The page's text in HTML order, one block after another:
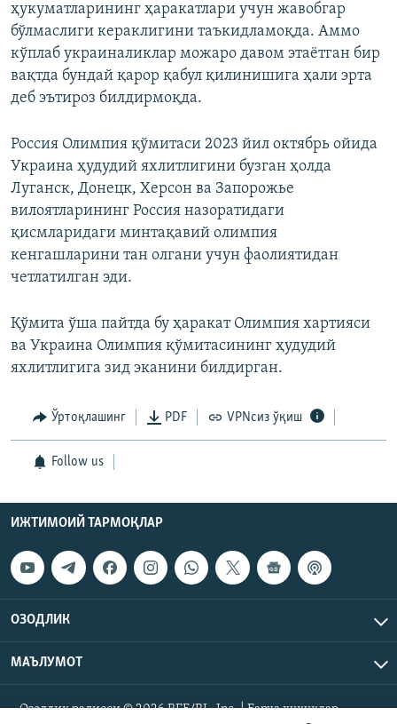
ҳукуматларининг ҳаракатлари учун жавобгар
бўлмаслиги кераклигини таъкидламоқда. Аммо
кўплаб украиналиклар можаро давом этаётган бир
вақтда бундай қарор қабул қилинишига ҳали эрта
деб эътироз билдирмоқда.
Россия Олимпия қўмитаси 2023 йил октябрь ойида
Украина ҳудудий яхлитлигини бузган ҳолда
Луганск, Донецк, Херсон ва Запорожье
вилоятларининг Россия назоратидаги
қисмларидаги минтақавий олимпия
кенгашларини тан олгани учун фаолиятидан
четлатилган эди.
Қўмита ўша пайтда бу ҳаракат Олимпия хартияси
ва Украина Олимпия қўмитасининг ҳудудий
яхлитлигига зид эканини билдирган.
Ўртоқлашинг PDF VPNсиз ўқиш
Follow us
ИЖТИМОИЙ ТАРМОҚЛАР
ОЗОДЛИК
МАЪЛУМОТ
Озодлик радиоси © 2026 RFE/RL, Inc. | Барча ҳуқуқлар